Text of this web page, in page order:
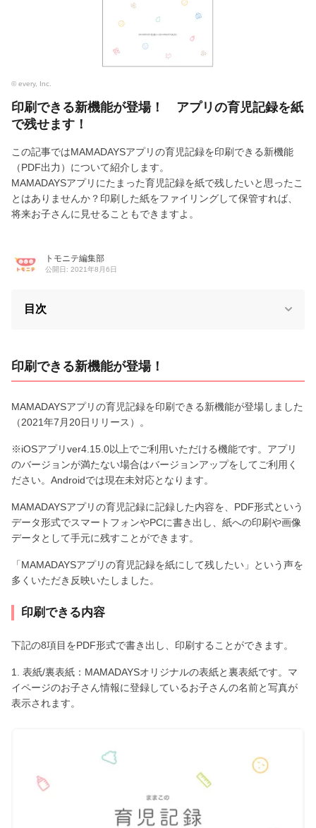
© every, Inc.
印刷できる新機能が登場！ アプリの育児記録を紙
で残せます！
この記事ではMAMADAYSアプリの育児記録を印刷できる新機能
（PDF出力）について紹介します。
MAMADAYSアプリにたまった育児記録を紙で残したいと思ったこ
とはありませんか？印刷した紙をファイリングして保管すれば、
将来お子さんに見せることもできますよ。
トモニテ編集部
公開日: 2021年8月6日
目次
印刷できる新機能が登場！
MAMADAYSアプリの育児記録を印刷できる新機能が登場しました
（2021年7月20日リリース）。
※iOSアプリver4.15.0以上でご利用いただける機能です。アプリ
のバージョンが満たない場合はバージョンアップをしてご利用く
ださい。Androidでは現在未対応となります。
MAMADAYSアプリの育児記録に記録した内容を、PDF形式という
データ形式でスマートフォンやPCに書き出し、紙への印刷や画像
データとして手元に残すことができます。
「MAMADAYSアプリの育児記録を紙にして残したい」という声を
多くいただき反映いたしました。
印刷できる内容
下記の8項目をPDF形式で書き出し、印刷することができます。
1. 表紙/裏表紙：MAMADAYSオリジナルの表紙と裏表紙です。マ
イページのお子さん情報に登録しているお子さんの名前と写真が
表示されます。